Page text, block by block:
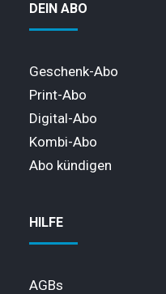
DEIN ABO
Geschenk-Abo
Print-Abo
Digital-Abo
Kombi-Abo
Abo kündigen
HILFE
AGBs